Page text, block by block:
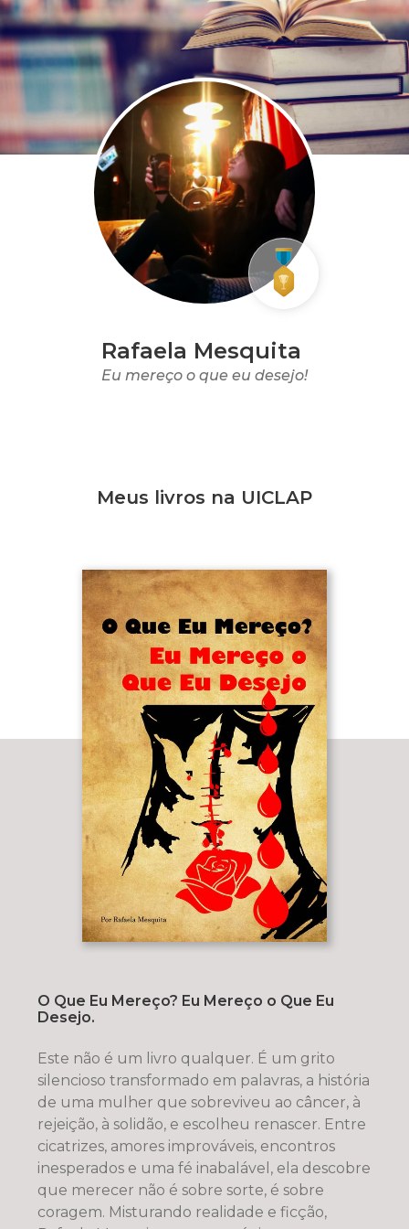
Rafaela Mesquita
Eu mereço o que eu desejo!
Meus livros na UICLAP
O Que Eu Mereço? Eu Mereço o Que Eu
Desejo.
Este não é um livro qualquer. É um grito
silencioso transformado em palavras, a história
de uma mulher que sobreviveu ao câncer, à
rejeição, à solidão, e escolheu renascer. Entre
cicatrizes, amores improváveis, encontros
inesperados e uma fé inabalável, ela descobre
que merecer não é sobre sorte, é sobre
coragem. Misturando realidade e ficção,